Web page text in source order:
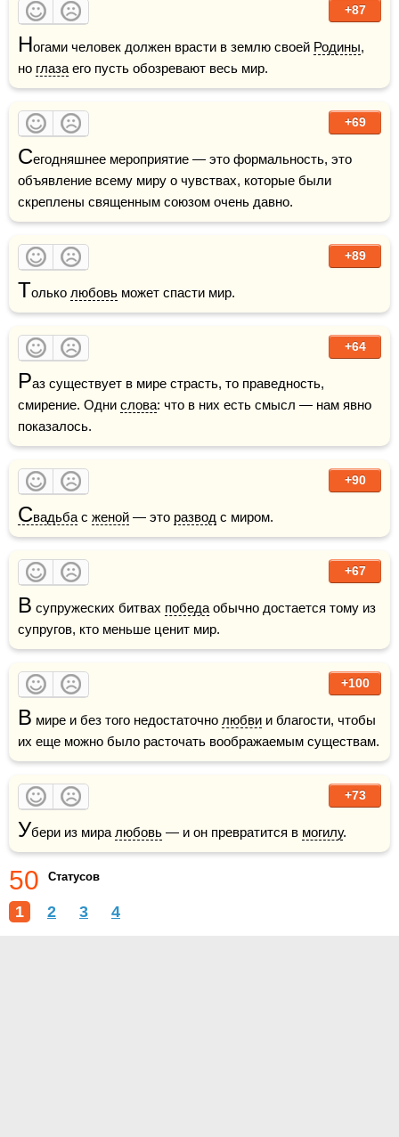
+87
Ногами человек должен врасти в землю своей Родины,
но глаза его пусть обозревают весь мир.
+69
Сегодняшнее мероприятие — это формальность, это
объявление всему миру о чувствах, которые были
скреплены священным союзом очень давно.
+89
Только любовь может спасти мир.
+64
Раз существует в мире страсть, то праведность,
смирение. Одни слова: что в них есть смысл — нам явно
показалось.
+90
Свадьба с женой — это развод с миром.
+67
В супружеских битвах победа обычно достается тому из
супругов, кто меньше ценит мир.
+100
В мире и без того недостаточно любви и благости, чтобы
+73
Убери из мира любовь — и он превратится в могилу.
50 Статусов
1 2 3 4